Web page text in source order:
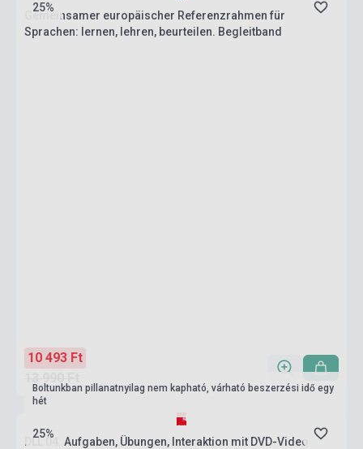
25%
Gemeinsamer europäischer Referenzrahmen für
Sprachen: lernen, lehren, beurteilen. Begleitband
10 493 Ft
25%
Boltunkban pillanatnyilag nem kapható, várható beszerzési idő egy
hét
DLL 04: Aufgaben, Übungen, Interaktion mit DVD-Video